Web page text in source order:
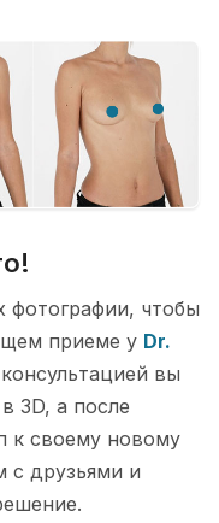
фотографии, чтобы
приеме у Dr.
вы
3D, а после
к своему новому
с друзьями и